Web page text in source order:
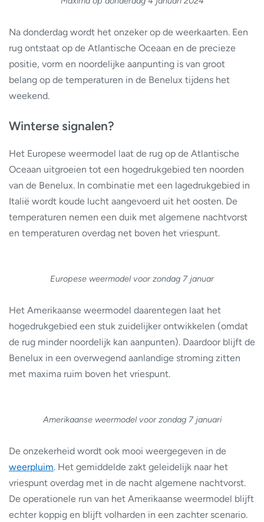
Na donderdag wordt het onzeker op de weerkaarten. Een
rug ontstaat op de Atlantische Oceaan en de precieze
positie, vorm en noordelijke aanpunting is van groot
belang op de temperaturen in de Benelux tijdens het
weekend.
Winterse signalen?
Het Europese weermodel laat de rug op de Atlantische
Oceaan uitgroeien tot een hogedrukgebied ten noorden
van de Benelux. In combinatie met een lagedrukgebied in
Italië wordt koude lucht aangevoerd uit het oosten. De
temperaturen nemen een duik met algemene nachtvorst
en temperaturen overdag net boven het vriespunt.
Europese weermodel voor zondag 7 januar
Het Amerikaanse weermodel daarentegen laat het
hogedrukgebied een stuk zuidelijker ontwikkelen (omdat
de rug minder noordelijk kan aanpunten). Daardoor blijft de
Benelux in een overwegend aanlandige stroming zitten
met maxima ruim boven het vriespunt.
Amerikaanse weermodel voor zondag 7 januari
De onzekerheid wordt ook mooi weergegeven in de
weerpluim. Het gemiddelde zakt geleidelijk naar het
vriespunt overdag met in de nacht algemene nachtvorst.
De operationele run van het Amerikaanse weermodel blijft
echter koppig en blijft volharden in een zachter scenario.